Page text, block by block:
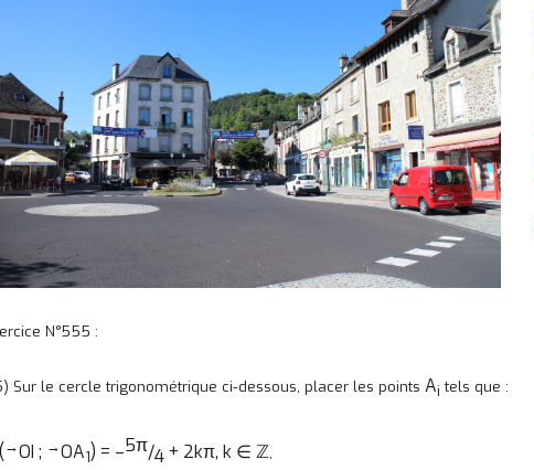
N°555 :
Sur le cercle trigonométrique ci-dessous, placer les points Ai tels que :
→OI ; →OA1) = –5π/4+ 2kπ, k ∈ ℤ,